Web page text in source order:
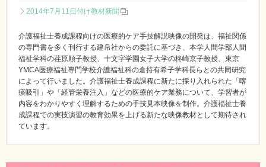
2014年7月11日付け教材新聞
介護福祉士養成課程向けの医療的ケア手技解説映像の開発は、福祉関係
の専門書を多く刊行する建帛社からの委託に基づき、本学人間学部人間
福祉学科の荏原順子教授、十文字学園女子大学の柊崎京子教授、東京
YMCA医療福祉専門学校介護福祉科の倉持有希子学科長らとの共同研究
によって行いました。介護福祉士養成課程に新たに採り入れられた「喀
痰吸引」や「経管栄養注入」などの医療的ケア業務について、学習者が
内容をわかりやすく理解するための手技見本映像を制作。介護福祉士養
成課程での実技演習の教育効果を上げる新たな映像教材として期待され
ています。